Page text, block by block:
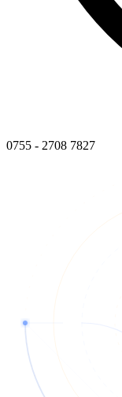
0755 - 2708 7827